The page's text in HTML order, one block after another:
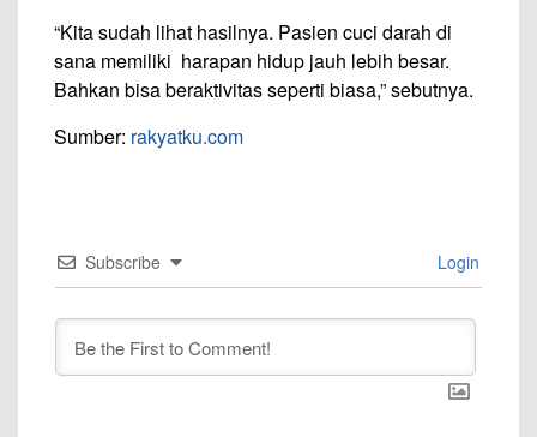
“Kita sudah lihat hasilnya. Pasien cuci darah di
sana memiliki harapan hidup jauh lebih besar.
Bahkan bisa beraktivitas seperti biasa,” sebutnya.
Sumber: rakyatku.com
Subscribe Login